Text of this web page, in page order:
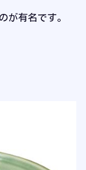
が有名です。